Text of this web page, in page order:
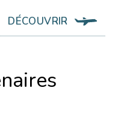
DÉCOUVRIR